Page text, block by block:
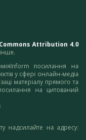
Attribution 4.0
посилання на
у сфері онлайн-медіа
матеріалу прямого та
на цитований
надсилайте на адресу: